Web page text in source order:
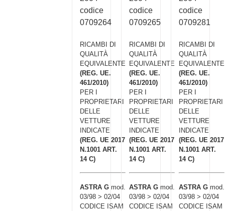
codice
0709264
RICAMBI DI
QUALITÀ
EQUIVALENTE
(REG. UE.
461/2010)
PER I
PROPRIETARI
DELLE
VETTURE
INDICATE
(REG. UE 2017
N.1001 ART.
14 C)
ASTRA G mod.
03/98 > 02/04
CODICE ISAM
codice
0709265
RICAMBI DI
QUALITÀ
EQUIVALENTE
(REG. UE.
461/2010)
PER I
PROPRIETARI
DELLE
VETTURE
INDICATE
(REG. UE 2017
N.1001 ART.
14 C)
ASTRA G mod.
03/98 > 02/04
CODICE ISAM
codice
0709281
RICAMBI DI
QUALITÀ
EQUIVALENTE
(REG. UE.
461/2010)
PER I
PROPRIETARI
DELLE
VETTURE
INDICATE
(REG. UE 2017
N.1001 ART.
14 C)
ASTRA G mod.
03/98 > 02/04
CODICE ISAM